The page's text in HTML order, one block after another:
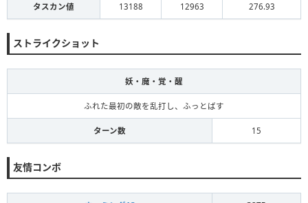
タスカン値 13188 12963 276.93
ストライクショット
妖・魔・覚・醒
ふれた最初の敵を乱打し、ふっとばす
ターン数 15
友情コンボ